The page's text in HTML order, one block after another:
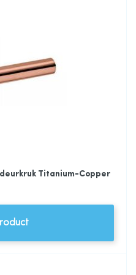
deurkruk Titanium-Copper